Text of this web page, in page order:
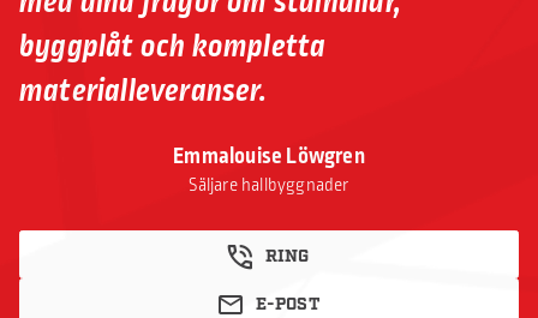
Emmalouise Löwgren
Säljare hallbyggnader
RING
E-POST
byggplåt och kompletta
materialleveranser.